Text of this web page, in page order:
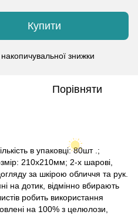
Купити
знижки
Порівняти
в упаковці: 80шт .;
210х210мм; 2-х шарові,
за шкірою обличчя та рук.
на дотик, відмінно вбирають
робить використання
на 100% з целюлози,